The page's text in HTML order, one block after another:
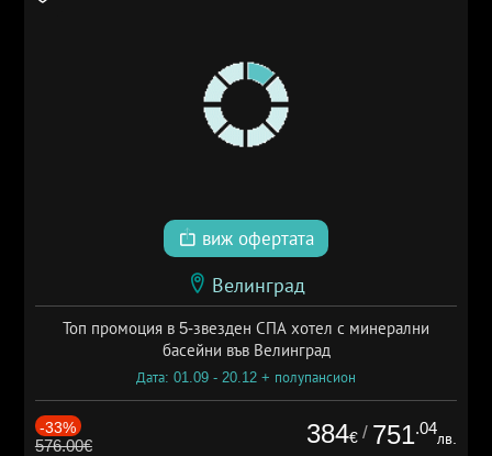
виж офертата
Велинград
Топ промоция в 5-звезден СПА хотел с минерални
басейни във Велинград
Дата: 01.09 - 20.12 + полупансион
-33%
576.00€ 384€ / 751.04
лв.